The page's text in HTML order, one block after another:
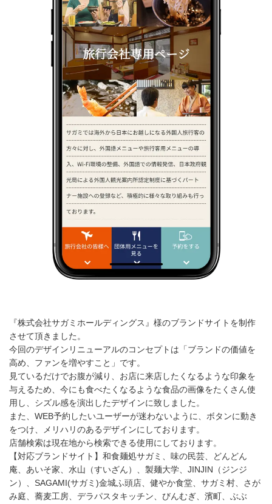
『株式会社サガミホールディングス』様のブランドサイトを制作
させて頂きました。
今回のデザインリニューアルのコンセプトは「ブランドの価値を
高め、ファンを増やすこと 」です。
見ているだけでお腹が減り、お店に来店したくなるような印象を
与えるため、 今にも食べたくなるような食品の画像をたくさん使
用し、シズル感を演出したデザインに致しました。
また、WEB予約したいユーザーが迷わないように、ボタンに動き
をつけ、メリハリのあるデザインにしております。
店舗検索は現在地から検索できる使用にしております。
【対応ブランドサイト】和食麺処サガミ、味の民芸、どんどん
庵、あいそ家、水山（すいざん）、製麺大学、JINJIN（ジンジ
ン）、SAGAMI(サガミ)金城ふ頭店、健やか食堂、サガミ村、さが
み庭、蕎麦工房、デラパスタキッチン、びんむぎ、濱町、ぶぶ